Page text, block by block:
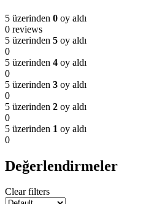
5 üzerinden 0 oy aldı
0 reviews
5 üzerinden 5 oy aldı
0
5 üzerinden 4 oy aldı
0
5 üzerinden 3 oy aldı
0
5 üzerinden 2 oy aldı
0
5 üzerinden 1 oy aldı
0
Değerlendirmeler
Clear filters